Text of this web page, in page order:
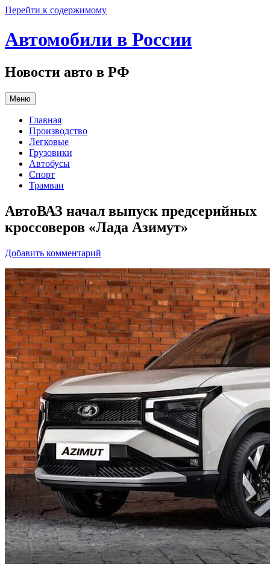
Перейти к содержимому
Автомобили в России
Новости авто в РФ
Меню
Главная
Производство
Легковые
Грузовики
Автобусы
Спорт
Трамваи
АвтоВАЗ начал выпуск предсерийных
кроссоверов «Лада Азимут»
Добавить комментарий